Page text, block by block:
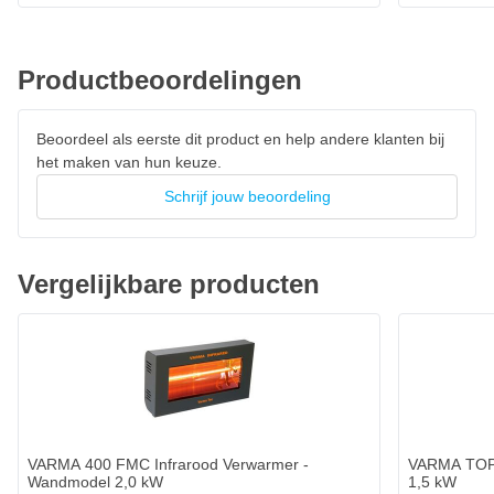
Kenmerken VARMA TEC ECOWRN7
Infrarood verwarming
Stralingswarmte dus geen stofverplaatsing
Voor binnen en buiten gebruik
Eenvoudig te verplaatsen
Met beschermrooster
Technische gegevens
Thermisch vermogen: 1.3 kW
Thermisch vermogen: 4435 BTU/u
Productbeoordelingen
Beoordeel als eerste dit product en help andere klanten bij
het maken van hun keuze.
Schrijf jouw beoordeling
Vergelijkbare producten
VARMA 400 FMC Infrarood Verwarmer -
Wandmodel 2,0 kW
VARMA
1,5 kW